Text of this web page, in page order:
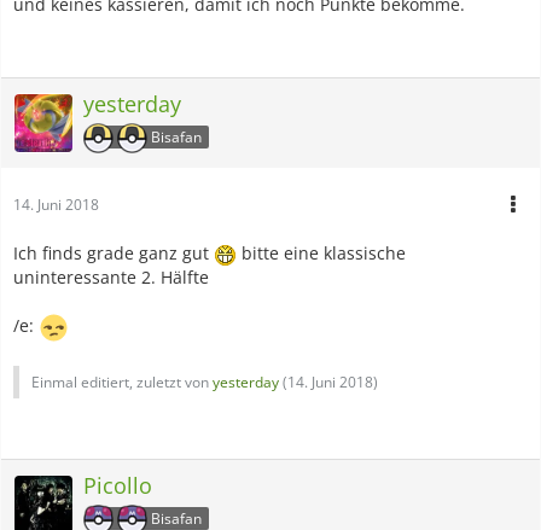
yesterday
Bisafan
14. Juni 2018
Ich finds grade ganz gut
bitte eine klassische
uninteressante 2. Hälfte
/e:
Einmal editiert, zuletzt vonyesterday(14. Juni 2018)
Picollo
Bisafan